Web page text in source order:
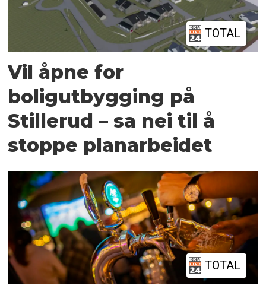
TOTAL
Vil åpne for
boligutbygging på
Stillerud – sa nei til å
stoppe planarbeidet
TOTAL